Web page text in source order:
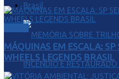
Brasil
MÁQUINAS EM ESCALA:
WHEELS LEGENDS BRASIL